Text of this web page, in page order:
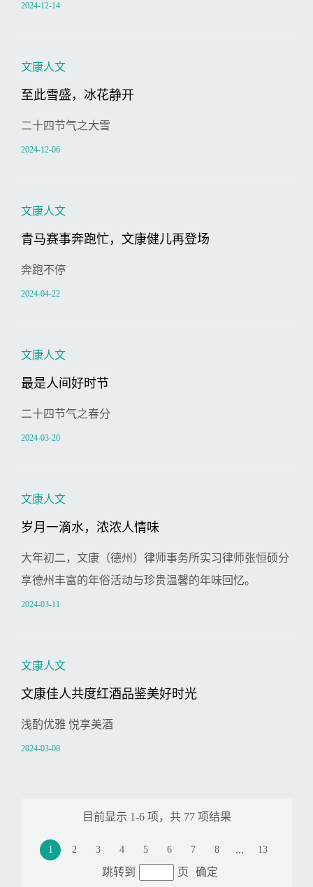
2024-12-14
文康人文
至此雪盛，冰花静开
二十四节气之大雪
2024-12-06
文康人文
青马赛事奔跑忙，文康健儿再登场
奔跑不停
2024-04-22
文康人文
最是人间好时节
二十四节气之春分
2024-03-20
文康人文
岁月一滴水，浓浓人情味
大年初二，文康（德州）律师事务所实习律师张恒硕分
享德州丰富的年俗活动与珍贵温馨的年味回忆。
2024-03-11
文康人文
文康佳人共度红酒品鉴美好时光
浅酌优雅 悦享美酒
2024-03-08
目前显示 1-6项，共 77项结果
1 2 3 4 5 6 7 8 ... 13
跳转到 页 确定